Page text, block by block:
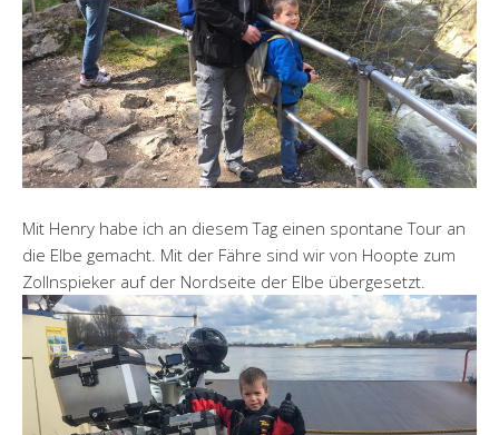
Mit Henry habe ich an diesem Tag einen spontane Tour an
die Elbe gemacht. Mit der Fähre sind wir von Hoopte zum
Zollnspieker auf der Nordseite der Elbe übergesetzt.